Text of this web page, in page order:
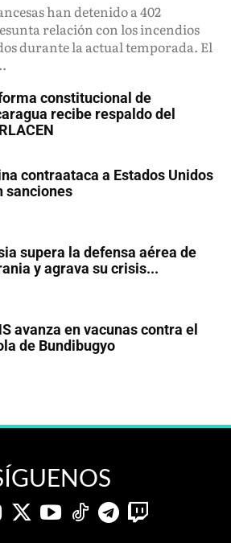
han detenido a 402
relación con los incendios
durante la actual temporada. El
constitucional de
recibe respaldo del
contraataca a Estados Unidos
sanciones
supera la defensa aérea de
y agrava su crisis...
avanza en vacunas contra el
de Bundibugyo